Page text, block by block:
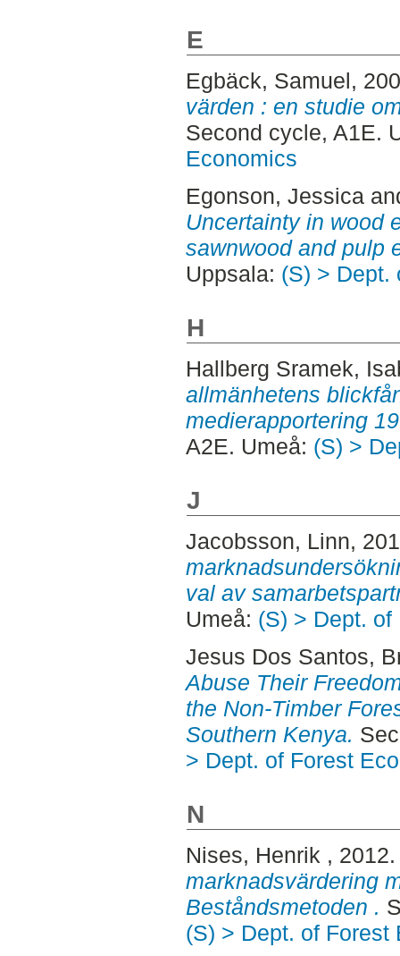
E
Egbäck, Samuel,
värden : en studie
Second cycle, A1E.
Economics
Egonson, Jessica
Uncertainty in wood
sawnwood and pulp
Uppsala: (S) > Dept.
H
Hallberg Sramek,
allmänhetens
medierapportering
A2E. Umeå: (S) >
J
Jacobsson, Linn,
val av
Umeå: (S) > Dept.
Jesus Dos Santos,
Abuse Their
the Non-Timber
Southern Kenya.
> Dept. of Forest
N
Nises, Henrik ,
marknadsvärdering
Beståndsmetoden .
(S) > Dept. of Forest